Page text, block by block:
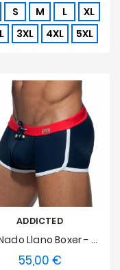
S M L
XL
3XL 4XL 5XL
ADDICTED
Mini Nado Llano Boxer - Marine
55,00 €Precio